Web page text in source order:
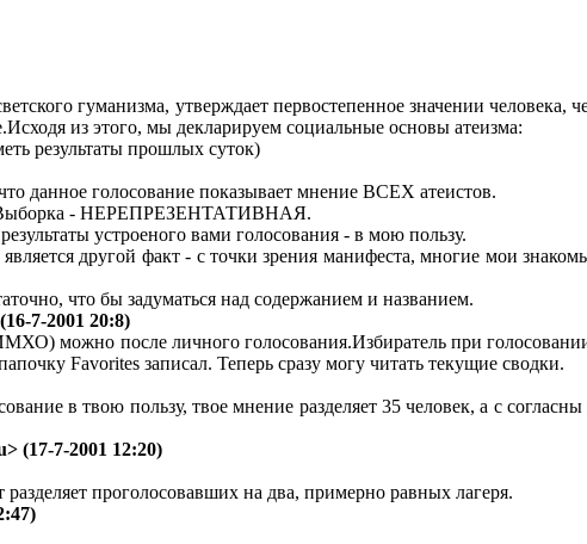
гуманизма, утверждает первостепенное значении
из этого, мы декларируем социальные основы атеизма:
результаты прошлых суток)
данное голосование показывает мнение ВСЕХ атеистов.
Выборка - НЕРЕПРЕЗЕНТАТИВНАЯ.
устроеного вами голосования - в мою пользу.
другой факт - с точки зрения манифеста, многие мои
что бы задуматься над содержанием и названием.
7-2001 20:8)
можно после личного голосования.Избиратель при
Favorites записал. Теперь сразу могу читать текущие сводки.
в твою пользу, твое мнение разделяет 35 человек, а с
> (17-7-2001 12:20)
проголосовавших на два, примерно равных лагеря.